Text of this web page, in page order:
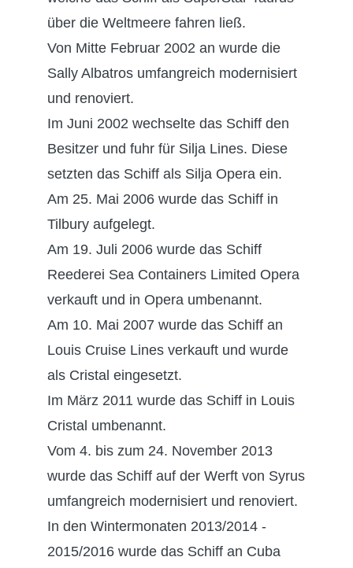
über die Weltmeere fahren ließ.
Von Mitte Februar 2002 an wurde die
Sally Albatros umfangreich modernisiert
und renoviert.
Im Juni 2002 wechselte das Schiff den
Besitzer und fuhr für Silja Lines. Diese
setzten das Schiff als Silja Opera ein.
Am 25. Mai 2006 wurde das Schiff in
Tilbury aufgelegt.
Am 19. Juli 2006 wurde das Schiff
Reederei Sea Containers Limited Opera
verkauft und in Opera umbenannt.
Am 10. Mai 2007 wurde das Schiff an
Louis Cruise Lines verkauft und wurde
als Cristal eingesetzt.
Im März 2011 wurde das Schiff in Louis
Cristal umbenannt.
Vom 4. bis zum 24. November 2013
wurde das Schiff auf der Werft von Syrus
umfangreich modernisiert und renoviert.
In den Wintermonaten 2013/2014 -
2015/2016 wurde das Schiff an Cuba